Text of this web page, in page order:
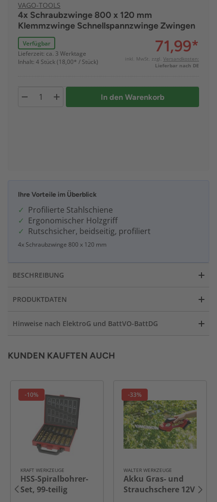
VAGO-TOOLS
4x Schraubzwinge 800 x 120 mm
Klemmzwinge Schnellspannzwinge Zwingen
Verfügbar
Lieferzeit: ca. 3 Werktage
Inhalt: 4 Stück (18,00* / Stück)
71,99*
inkl. MwSt. zzgl. Versandkosten:
Lieferbar nach DE
In den Warenkorb
Ihre Vorteile im Überblick
Profilierte Stahlschiene
Ergonomischer Holzgriff
Rutschsicher, beidseitig, profiliert
4x Schraubzwinge 800 x 120 mm
BESCHREIBUNG
PRODUKTDATEN
Hinweise nach ElektroG und BattVO-BattDG
KUNDEN KAUFTEN AUCH
-10%
KRAFT WERKZEUGE
HSS-Spiralbohrer-
Set, 99-teilig
-33%
WALTER WERKZEUGE
Akku Gras- und
Strauchschere 12V